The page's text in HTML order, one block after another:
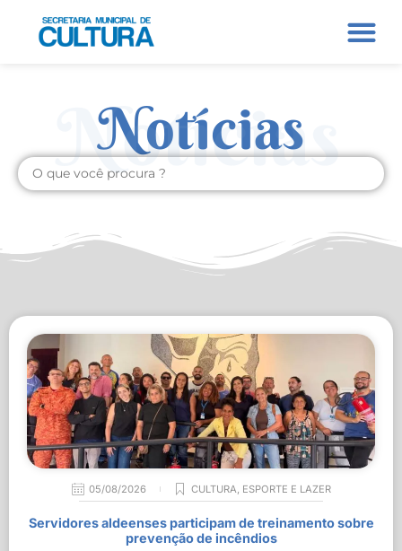
Notícias
Notícias
05/08/2026 CULTURA, ESPORTE E LAZER
Servidores aldeenses participam de treinamento sobre
prevenção de incêndios